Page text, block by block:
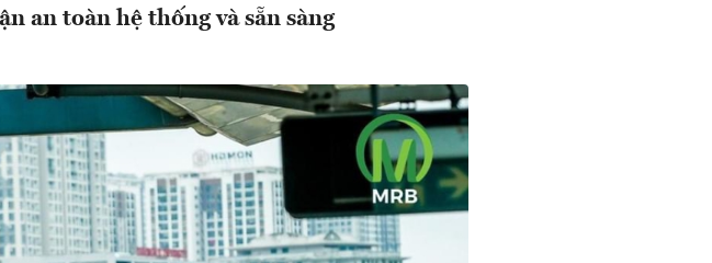
an toàn hệ thống và sẵn sàng